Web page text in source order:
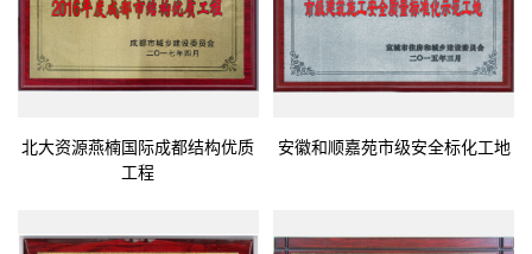
北大资源燕楠国际成都结构优质
工程
安徽和顺嘉苑市级安全标化工地